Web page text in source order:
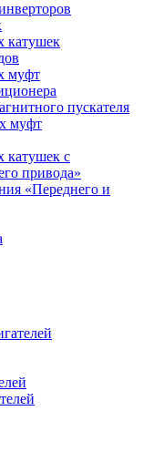
катушек
муфт
пускателя
муфт
катушек с
привода»
«Переднего и